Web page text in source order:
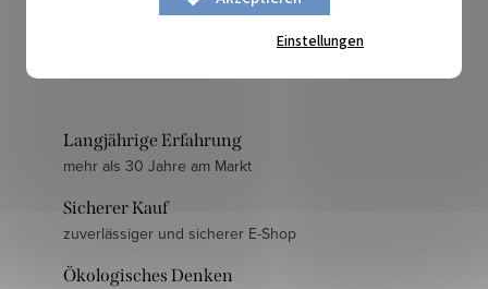
Einstellungen
Langjährige Erfahrung
mehr als 30 Jahre am Markt
Sicherer Kauf
zuverlässiger und sicherer E-Shop
Ökologisches Denken